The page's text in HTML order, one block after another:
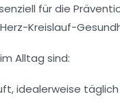
für die
Kreislauf-
Alltag sind:
idealerweise täglich